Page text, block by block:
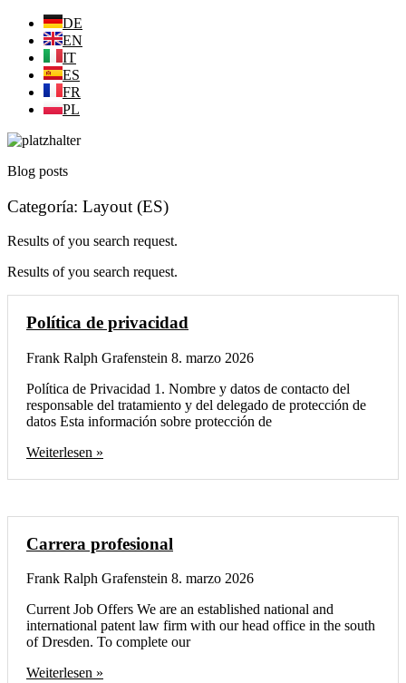
DE
EN
IT
ES
FR
PL
Blog posts
Categoría: Layout (ES)
Results of you search request.
Results of you search request.
Política de privacidad
Frank Ralph Grafenstein 8. marzo 2026
Política de Privacidad 1. Nombre y datos de contacto del
responsable del tratamiento y del delegado de protección de
datos Esta información sobre protección de
Weiterlesen »
Carrera profesional
Frank Ralph Grafenstein 8. marzo 2026
Current Job Offers We are an established national and
international patent law firm with our head office in the south
of Dresden. To complete our
Weiterlesen »